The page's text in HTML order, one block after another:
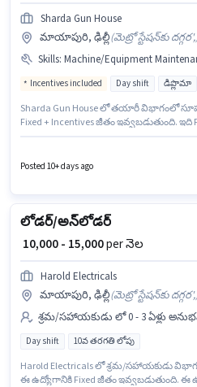
Sharda Gun House
మాయాపురి, ఢిల్లీ(మెట్రో స్టేషన్‌కు దగ్గర',
Skills: Machine/Equipment Maintenance,
Incentives included Day shift డిప్లొమా
Sharda Gun House లో తయారీ విభాగంలో
Fixed + Incentives జీతం ఇవ్వబడుతుంది. ఇది
Maintenance వంటి నైపుణ్యాలు ఉండాలి. ఈ
డిప్లొమా డిగ్రీ/సర్టిఫికెట్ కలిగి ఉండాలి. ఈ
Posted 10+ days ago
లోడర్/అన్‌లోడర్
₹ 10,000 - 15,000per నెల
Harold Electricals
మాయాపురి, ఢిల్లీ(మెట్రో స్టేషన్‌కు దగ్గర',
శ్రమ/సహాయకుడు లో 0 - 3 ఏళ్లు
Day shift 10వ తరగతి లోపు
Harold Electricals లో శ్రమ/సహాయకుడు
ఈ ఉద్యోగానికి Fixed జీతం ఇవ్వబడుతుంది. ఈ